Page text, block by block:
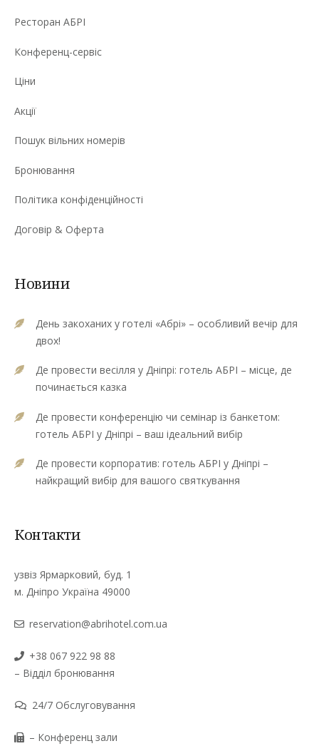
Ресторан АБРІ
Конференц-сервіс
Ціни
Акції
Пошук вільних номерів
Бронювання
Політика конфіденційності
Договір & Оферта
Новини
День закоханих у готелі «Абрі» – особливий вечір для
двох!
Де провести весілля у Дніпрі: готель АБРІ – місце, де
починається казка
Де провести конференцію чи семінар із банкетом:
готель АБРІ у Дніпрі – ваш ідеальний вибір
Де провести корпоратив: готель АБРІ у Дніпрі –
найкращий вибір для вашого святкування
Контакти
узвіз Ярмарковий, буд. 1
м. Дніпро Україна 49000
reservation@abrihotel.com.ua
+38 067 922 98 88
– Відділ бронювання
24/7 Обслуговування
– Конференц зали